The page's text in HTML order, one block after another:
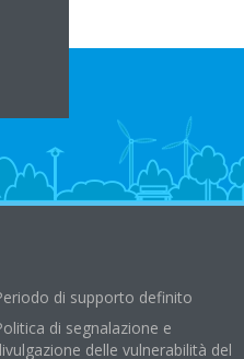
di supporto definito
di segnalazione e
delle vulnerabilità del